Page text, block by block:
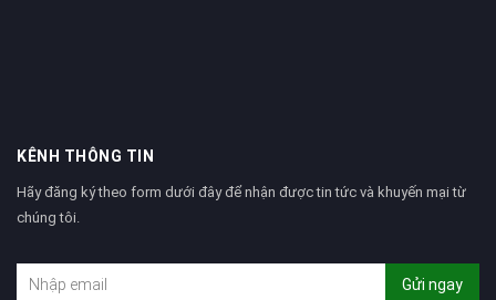
KÊNH THÔNG TIN
Hãy đăng ký theo form dưới đây để nhận được tin tức và khuyến mại từ
chúng tôi.
Gửi ngay